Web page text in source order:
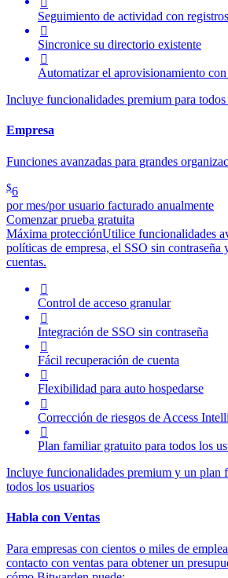
Seguimiento de actividad con

Sincronice su directorio existente

Automatizar el aprovisionamiento
Incluye funcionalidades premium para todos
Empresa
Funciones avanzadas para grandes
$6
por mes/por usuario facturado anualmente
Comenzar prueba gratuita
Máxima protecciónUtilice funcionalidades
políticas de empresa, el SSO sin contraseña
cuentas.

Control de acceso granular

Integración de SSO sin contraseña

Fácil recuperación de cuenta

Flexibilidad para auto hospedarse

Corrección de riesgos de Access

Plan familiar gratuito para todos los
Incluye funcionalidades premium y un plan
todos los usuarios
Habla con Ventas
Para empresas con cientos o miles de
contacto con ventas para obtener un